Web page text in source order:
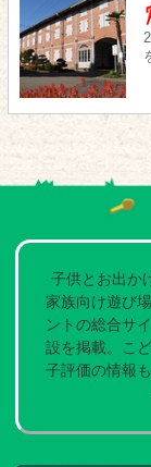
子供とお出か
家族向け遊び
ントの総合サ
設を掲載。こ
子評価の情報